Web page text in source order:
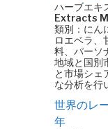
ハーブエキ
Extracts
類別：にん
ロエベラ、
料、パーソ
地域と国別
と市場シェ
な分析を行
世界のレ
年